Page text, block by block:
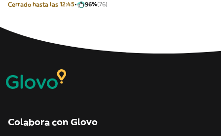
Cerrado hasta las 12:45 96%(76)
Colabora con Glovo